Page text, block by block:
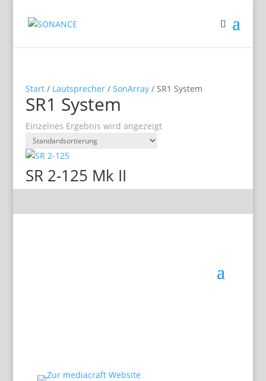
Start/ Lautsprecher/ SonArray/ SR1 System
SR1 System
Einzelnes Ergebnis wird angezeigt
SR 2-125 Mk II